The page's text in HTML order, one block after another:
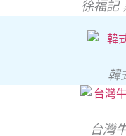
徐福記
韓
台灣